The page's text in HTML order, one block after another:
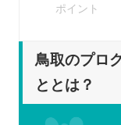
ポイント
受講
ライフスタ
鳥取のプロ
ととは？